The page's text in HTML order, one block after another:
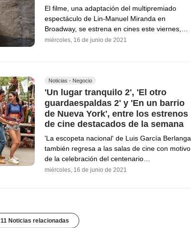
El filme, una adaptación del multipremiado
espectáculo de Lin-Manuel Miranda en
Broadway, se estrena en cines este viernes,…
miércoles, 16 de junio de 2021
Noticias - Negocio
'Un lugar tranquilo 2', 'El otro
guardaespaldas 2' y 'En un barrio
de Nueva York', entre los estrenos
de cine destacados de la semana
'La escopeta nacional' de Luis García Berlanga
también regresa a las salas de cine con motivo
de la celebración del centenario…
miércoles, 16 de junio de 2021
11 Noticias relacionadas